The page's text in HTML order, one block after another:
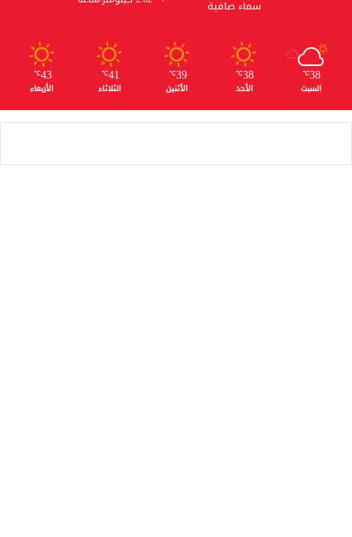
سماء صافية
38
℃
السبت
38
℃
الأحد
39
℃
الأثنين
41
℃
الثلاثاء
43
℃
الأربعاء